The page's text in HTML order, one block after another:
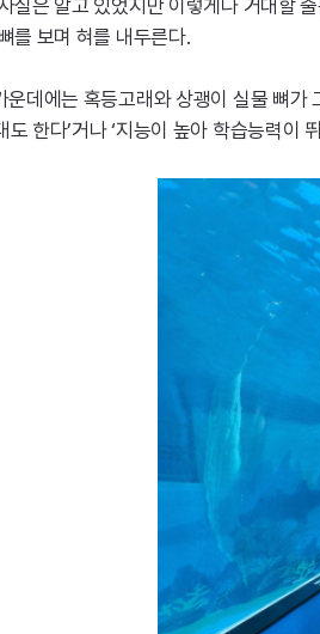
실은 알고 있었지만 이렇게나 거대할
를 보며 혀를 내두른다.
데에는 혹등고래와 상괭이 실물 뼈가
도 한다’거나 ‘지능이 높아 학습능력이